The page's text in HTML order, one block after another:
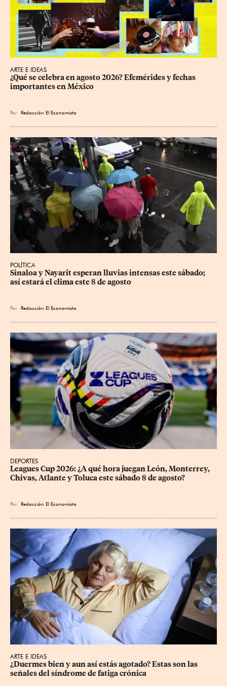
ARTE E IDEAS
¿Qué se celebra en agosto 2026? Efemérides y fechas
importantes en México
Por Redacción El Economista
POLÍTICA
Sinaloa y Nayarit esperan lluvias intensas este sábado;
así estará el clima este 8 de agosto
Por Redacción El Economista
DEPORTES
Leagues Cup 2026: ¿A qué hora juegan León, Monterrey,
Chivas, Atlante y Toluca este sábado 8 de agosto?
Por Redacción El Economista
ARTE E IDEAS
¿Duermes bien y aun así estás agotado? Estas son las
señales del síndrome de fatiga crónica